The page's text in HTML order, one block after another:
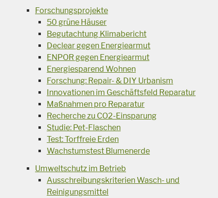
Forschungsprojekte
50 grüne Häuser
Begutachtung Klimabericht
Declear gegen Energiearmut
ENPOR gegen Energiearmut
Energiesparend Wohnen
Forschung: Repair- & DIY Urbanism
Innovationen im Geschäftsfeld Reparatur
Maßnahmen pro Reparatur
Recherche zu CO2-Einsparung
Studie: Pet-Flaschen
Test: Torffreie Erden
Wachstumstest Blumenerde
Umweltschutz im Betrieb
Ausschreibungskriterien Wasch- und
Reinigungsmittel